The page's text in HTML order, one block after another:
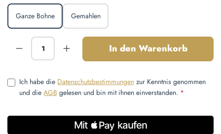
Ganze Bohne Gemahlen
Produkt Anzahl: Gib den gewünschten Wert
In den Warenkorb
Ich habe die Datenschutzbestimmungen zur Kenntnis genommen
und die AGB gelesen und bin mit ihnen einverstanden. *